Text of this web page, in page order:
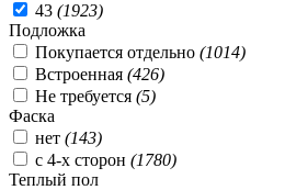
43 (1923)
Подложка
Покупается отдельно (1014)
Встроенная (426)
Не требуется (5)
Фаска
нет (143)
с 4-х сторон (1780)
Теплый пол